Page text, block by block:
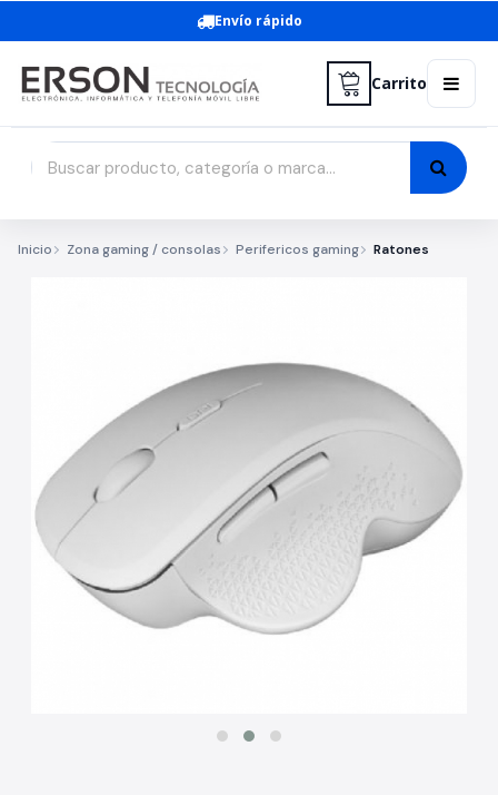
Envío rápido
Carrito
Inicio Zona gaming / consolas Perifericos gaming Ratones